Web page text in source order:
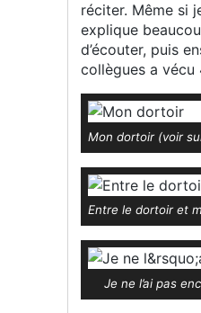
réciter. Même si
explique
d’écouter, puis
collègues a vécu
Mon dortoir (voir
Entre le dortoir et
Je ne l’ai pas